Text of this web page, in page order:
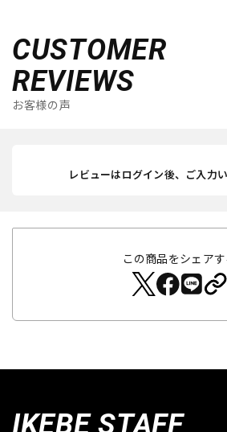
CUSTOMER
REVIEWS
お客様の声
レビューはログイン後、ご入力い
この商品をシェアす
IKEBE STAFF